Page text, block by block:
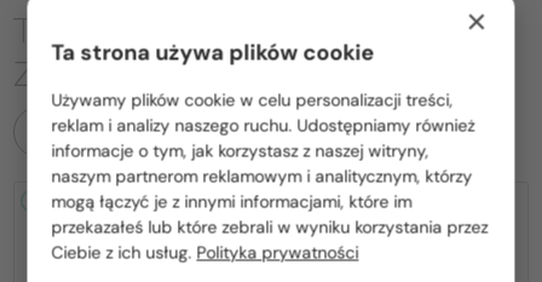
TO MOŻE CIĘ RÓWNIEŻ
ZAINTERESOWAĆ
WSZYSTKIE PRODUKTY
2-4 DNI 2-4 DNI -25%
Proszę wybierz z listy odpowiedni dla Ciebie kraj:
Polska / PL
România / RO
Magyarország / HU
×
Ta strona używa plików cookie
Używamy plików cookie w celu personalizacji treści,
reklam i analizy naszego ruchu. Udostępniamy również
informacje o tym, jak korzystasz z naszej witryny,
naszym partnerom reklamowym i analitycznym, którzy
mogą łączyć je z innymi informacjami, które im
przekazałeś lub które zebrali w wyniku korzystania przez
Ciebie z ich usług. Polityka prywatności